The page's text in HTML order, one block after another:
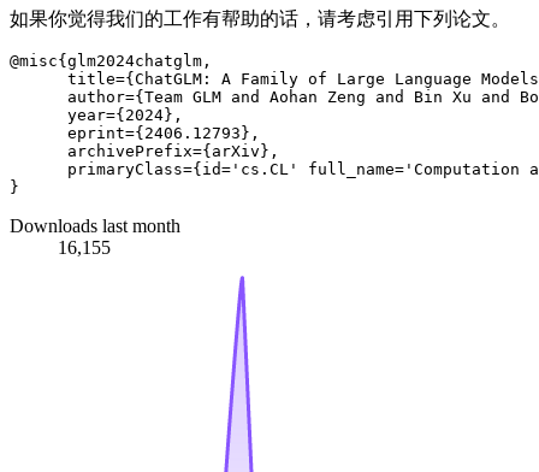
如果你觉得我们的工作有帮助的话，请考虑引用下列论文。
@misc{glm2024chatglm,
title={ChatGLM: A Family of Large Language
author={Team GLM and Aohan Zeng and Bin Xu and
      year={2024},
      eprint={2406.12793},
      archivePrefix={arXiv},
primaryClass={id='cs.CL' full_name='Computation
Downloads last month
16,155